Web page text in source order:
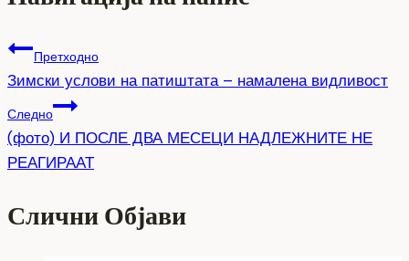
Претходно
Зимски услови на патиштата – намалена видливост
Следно
(фото) И ПОСЛЕ ДВА МЕСЕЦИ НАДЛЕЖНИТЕ НЕ
РЕАГИРААТ
Слични Објави